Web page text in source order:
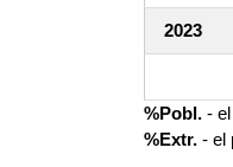
2023
%Pobl. -
%Extr. - el